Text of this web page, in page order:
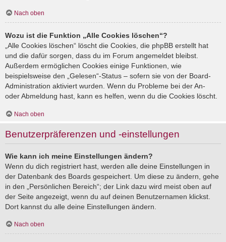
Nach oben
Wozu ist die Funktion „Alle Cookies löschen“?
„Alle Cookies löschen“ löscht die Cookies, die phpBB erstellt hat
und die dafür sorgen, dass du im Forum angemeldet bleibst.
Außerdem ermöglichen Cookies einige Funktionen, wie
beispielsweise den „Gelesen“-Status – sofern sie von der Board-
Administration aktiviert wurden. Wenn du Probleme bei der An-
oder Abmeldung hast, kann es helfen, wenn du die Cookies löscht.
Nach oben
Benutzerpräferenzen und -einstellungen
Wie kann ich meine Einstellungen ändern?
Wenn du dich registriert hast, werden alle deine Einstellungen in
der Datenbank des Boards gespeichert. Um diese zu ändern, gehe
in den „Persönlichen Bereich“; der Link dazu wird meist oben auf
der Seite angezeigt, wenn du auf deinen Benutzernamen klickst.
Dort kannst du alle deine Einstellungen ändern.
Nach oben